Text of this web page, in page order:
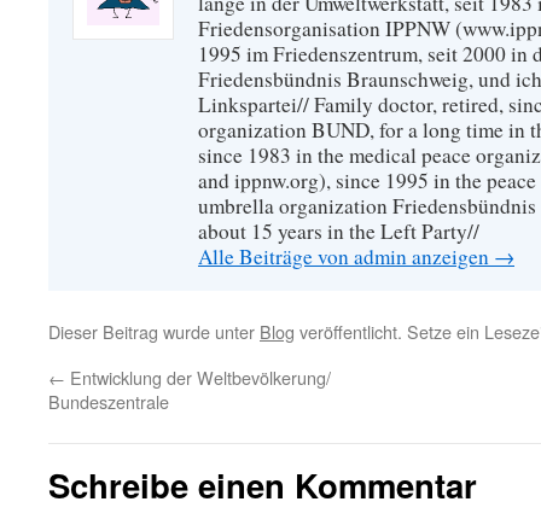
Friedensorganisation IPPNW
1995 im Friedenszentrum, seit 2000 in
Friedensbündnis Braunschweig, und
Linkspartei// Family doctor, retired,
organization BUND, for a long time in
since 1983 in the medical peace
and ippnw.org), since 1995 in the
umbrella organization
about 15 years in the Left Party//
Alle Beiträge von admin anzeigen →
Dieser Beitrag wurde unter Blog veröffentlicht. Setze ein
← Entwicklung der Weltbevölkerung/
Bundeszentrale
Schreibe einen Kommentar